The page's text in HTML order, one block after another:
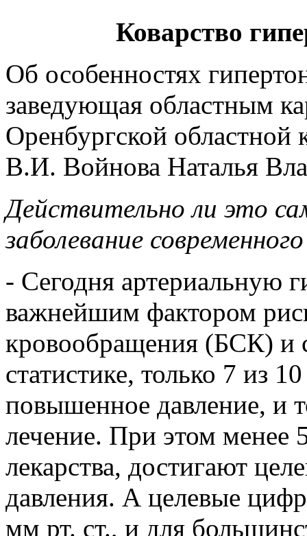
Коварство
Об особенностях
заведующая областным
Оренбургской
В.И. Войнова Наталья
Действительно ли это
заболевание
- Сегодня артериальную
важнейшим фактором
кровообращения (БСК) и
статистике, только 7 из
повышенное давление, и
лечение. При этом менее
лекарства, достигают
давления. А целевые
мм рт. ст., и для